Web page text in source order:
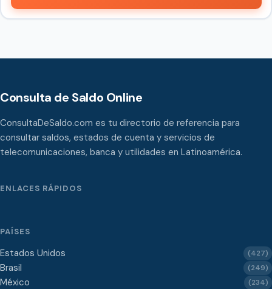
Consulta de Saldo Online
ConsultaDeSaldo.com es tu directorio de referencia para
consultar saldos, estados de cuenta y servicios de
telecomunicaciones, banca y utilidades en Latinoamérica.
ENLACES RÁPIDOS
PAÍSES
Estados Unidos (427)
Brasil (249)
México (234)